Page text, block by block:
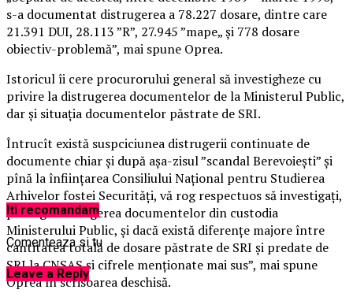
s-a documentat distrugerea a 78.227 dosare, dintre care
21.391 DUI, 28.113 ”R”, 27.945 ”mape„ şi 778 dosare
obiectiv-problemă”, mai spune Oprea.
Istoricul îi cere procurorului general să investigheze cu
privire la distrugerea documentelor de la Ministerul Public,
dar şi situaţia documentelor păstrate de SRI.
Întrucît există suspciciunea distrugerii continuate de
documente chiar şi după aşa-zisul ”scandal Berevoieşti” şi
pînă la înfiinţarea Consiliului Naţional pentru Studierea
Arhivelor fostei Securităţi, vă rog respectuos să investigaţi,
pe lîngă distrugerea documentelor din custodia
Ministerului Public, şi dacă există diferenţe majore între
cantitatea totală de dosare păstrate de SRI şi predate de
SRI la CNSAS şi cifrele menţionate mai sus”, mai spune
Oprea în scrisoarea deschisă.
Iti recomandam
Comenteaza si tu
Leave a Reply